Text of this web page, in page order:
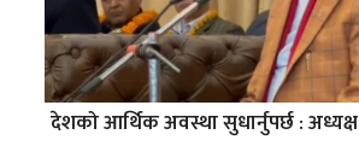
देशको आर्थिक अवस्था सुधार्नुपर्छ :